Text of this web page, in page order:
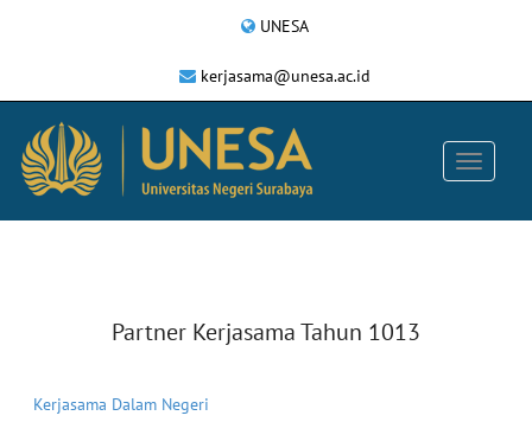
UNESA
kerjasama@unesa.ac.id
Partner Kerjasama Tahun 1013
Kerjasama Dalam Negeri